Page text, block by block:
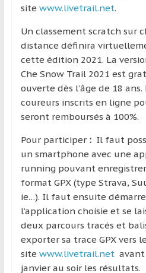
site www.livetrail.net.
Un classement scratch sur
distance définira
cette édition 2021. La
Che Snow Trail 2021 est
ouverte dès l’âge de 18
coureurs inscrits en ligne
seront remboursés à 100%.
Pour participer :Il faut
un smartphone avec une
running pouvant
format GPX (type Strava,
ie…). Il faut ensuite
l’application choisie et se
deux parcours tracés et
exporter sa trace GPX vers
site www.livetrail.net
janvier au soir les résultats.